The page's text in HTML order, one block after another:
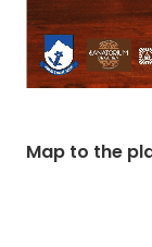
Map to the